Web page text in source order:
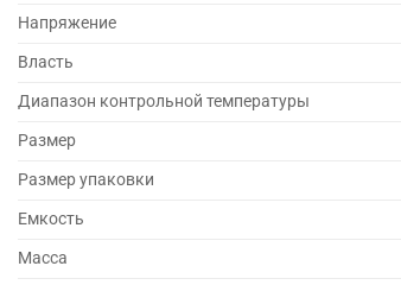
Напряжение
Власть
Диапазон контрольной температуры
Размер
Размер упаковки
Емкость
Масса